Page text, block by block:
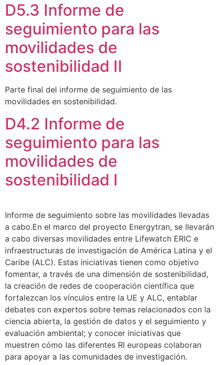
D5.3 Informe de
seguimiento para las
movilidades de
sostenibilidad II
Parte final del informe de seguimiento de las
movilidades en sostenibilidad.
D4.2 Informe de
seguimiento para las
movilidades de
sostenibilidad I
Informe de seguimiento sobre las movilidades llevadas
a cabo.En el marco del proyecto Energytran, se llevarán
a cabo diversas movilidades entre Lifewatch ERIC e
infraestructuras de investigación de América Latina y el
Caribe (ALC). Estas iniciativas tienen como objetivo
fomentar, a través de una dimensión de sostenibilidad,
la creación de redes de cooperación científica que
fortalezcan los vínculos entre la UE y ALC, entablar
debates con expertos sobre temas relacionados con la
ciencia abierta, la gestión de datos y el seguimiento y
evaluación ambiental; y conocer iniciativas que
muestren cómo las diferentes RI europeas colaboran
para apoyar a las comunidades de investigación.